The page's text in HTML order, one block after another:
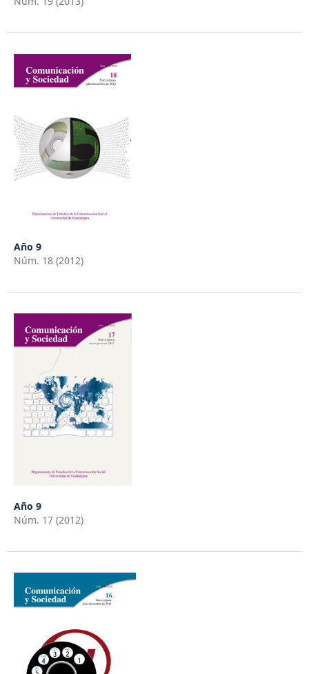
Año 9
Núm. 18 (2012)
Año 9
Núm. 17 (2012)